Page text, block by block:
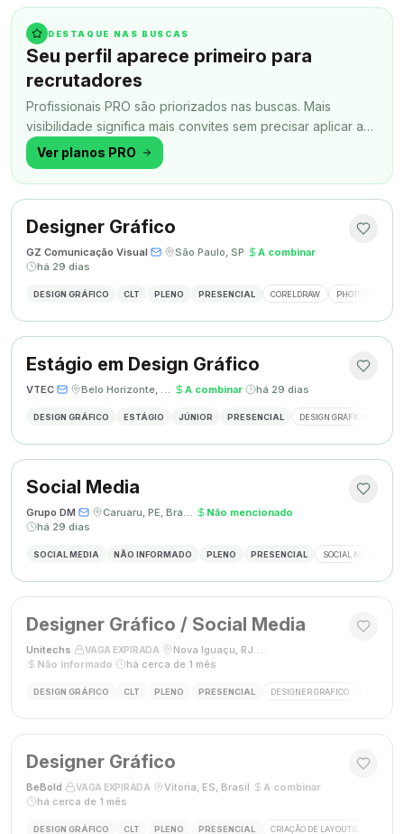
DESTAQUE NAS BUSCAS
Seu perfil aparece primeiro para
recrutadores
Profissionais PRO são priorizados nas buscas. Mais
visibilidade significa mais convites sem precisar aplicar a
todo momento.
Ver planos PRO
Designer Gráfico
GZ Comunicação Visual· · São Paulo, SP· A combinar·
há 29 dias
DESIGN GRÁFICO CLT PLENO PRESENCIAL CORELDRAW PHOTOSHOP
Estágio em Design Gráfico
VTEC· · Belo Horizonte, MG · A combinar· há 29 dias
DESIGN GRÁFICO ESTÁGIO JÚNIOR PRESENCIAL DESIGN GRÁFICO
Social Media
Grupo DM· · Caruaru, PE, Brasil· Não mencionado·
há 29 dias
SOCIAL MEDIA NÃO INFORMADO PLENO PRESENCIAL SOCIAL MEDIA
Designer Gráfico / Social Media
Unitechs VAGA EXPIRADA Nova Iguaçu, RJ, Brasil
Não informado
há cerca de 1 mês
DESIGN GRÁFICO CLT PLENO PRESENCIAL DESIGNER GRÁFICO
Designer Gráfico
BeBold VAGA EXPIRADA Vitória, ES, Brasil A combinar·
há cerca de 1 mês
DESIGN GRÁFICO CLT PLENO PRESENCIAL CRIAÇÃO DE LAYOUTS